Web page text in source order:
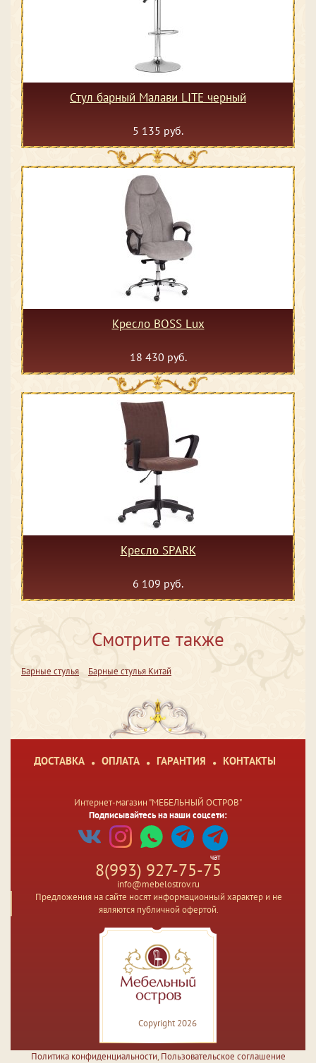
Стул барный Малави LITE черный
5 135 руб.
Кресло BOSS Lux
18 430 руб.
Кресло SPARK
6 109 руб.
Смотрите также
Барные стулья Барные стулья Китай
ДОСТАВКА ОПЛАТА ГАРАНТИЯ КОНТАКТЫ
Интернет-магазин "МЕБЕЛЬНЫЙ ОСТРОВ"
Подписывайтесь на наши соцсети:
чат
8(993) 927-75-75
info@mebelostrov.ru
Предложения на сайте носят информационный характер и не
являются публичной офертой.
Copyright 2026
Политика конфиденциальности, Пользовательское соглашение